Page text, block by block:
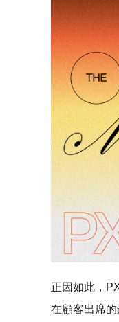
正因如此，
在顧客出席